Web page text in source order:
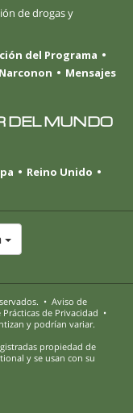
de drogas y
del Programa
Mensajes
DEL MUNDO
Reino Unido
• Aviso de
Prácticas de Privacidad •
y podrían variar.
propiedad de
y se usan con su